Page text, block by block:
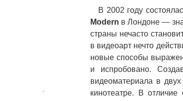
В 2002 году
Modern в Лондоне —
страны нечасто
в видеоарт нечто
новые способы
и испробовано.
видеоматериала в
кинотеатре. В